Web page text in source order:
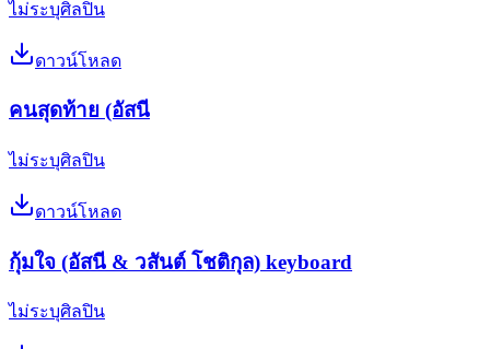
ไม่ระบุศิลปิน
ดาวน์โหลด
คนสุดท้าย (อัสนี
ไม่ระบุศิลปิน
ดาวน์โหลด
กุ้มใจ (อัสนี & วสันต์ โชติกุล) keyboard
ไม่ระบุศิลปิน